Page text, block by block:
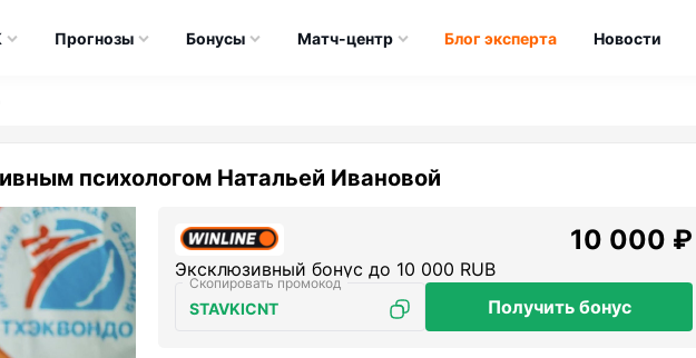
Прогнозы Бонусы Матч-центр Блог эксперта Новости
психологом Натальей Ивановой
10 000 ₽
Эксклюзивный бонус до 10 000 RUB
STAVKICNT Получить бонус